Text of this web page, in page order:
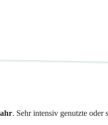
. Sehr intensiv genutzte oder